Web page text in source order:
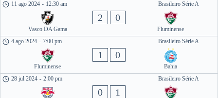
Brasileiro Série A
11 ago 2024 - 12:30 am
Vasco DA Gama
2 0
Fluminense
Brasileiro Série A
4 ago 2024 - 7:00 pm
Fluminense
1 0
Bahia
Brasileiro Série A
28 jul 2024 - 2:00 pm
0 1